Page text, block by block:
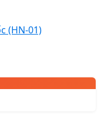
(HN-01)